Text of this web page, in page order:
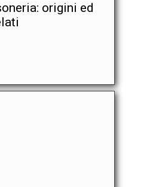
origini ed